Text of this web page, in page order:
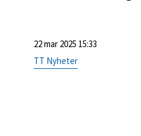
22 mar 2025 15:33
TT Nyheter